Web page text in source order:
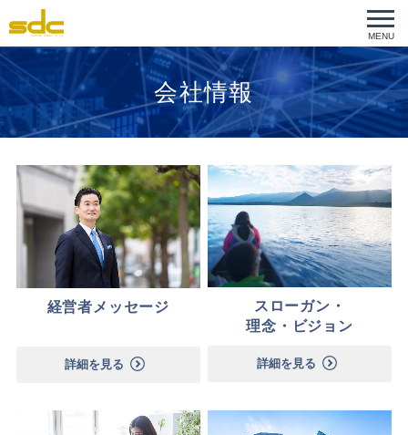
MENU
会社情報
経営者メッセージ
詳細を見る
スローガン・
理念・ビジョン
詳細を見る